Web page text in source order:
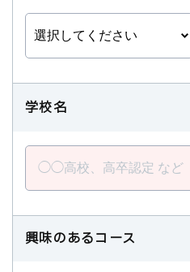
学校名
興味のあるコース